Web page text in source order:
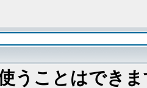
うことはでき